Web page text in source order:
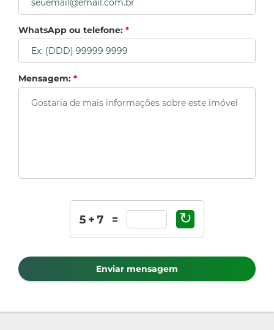
WhatsApp ou telefone: *
Mensagem: *
↻
Enviar mensagem